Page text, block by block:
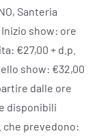
Santeria
show: ore
€27,00 + d.p.
show: €32,00
dalle ore
disponibili
che prevedono: